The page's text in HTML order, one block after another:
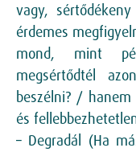
vagy,
érdemes
mond, mint
megsértődtél
beszélni? /
és
– Degradál (Ha